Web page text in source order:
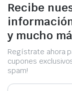
Recibe
y mucho
Regístrate ahora
cupones
spam!